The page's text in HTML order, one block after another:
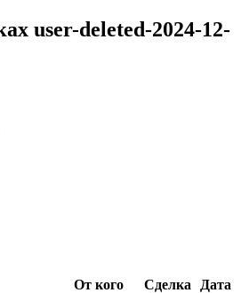
user-deleted-2024-12-
От кого Сделка
Дата